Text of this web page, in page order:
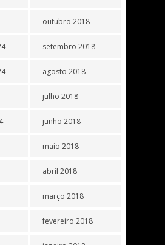
outubro 2018
setembro 2018
agosto 2018
julho 2018
junho 2018
maio 2018
abril 2018
março 2018
fevereiro 2018